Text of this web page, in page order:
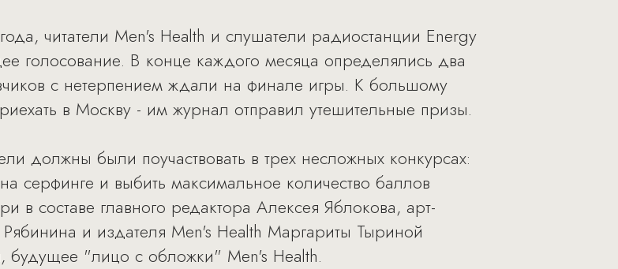
читатели Men's Health и слушатели радиостанции Energy
голосование. В конце каждого месяца определялись два
с нетерпением ждали на финале игры. К большому
в Москву - им журнал отправил утешительные призы.
должны были поучаствовать в трех несложных конкурсах:
серфинге и выбить максимальное количество баллов
в составе главного редактора Алексея Яблокова, арт-
и издателя Men's Health Маргариты Тыриной
будущее "лицо с обложки" Men's Health.